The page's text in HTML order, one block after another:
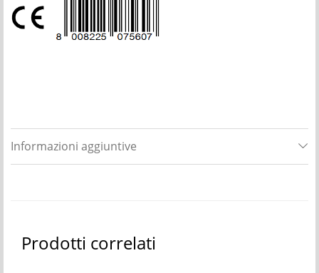
Informazioni aggiuntive
Prodotti correlati